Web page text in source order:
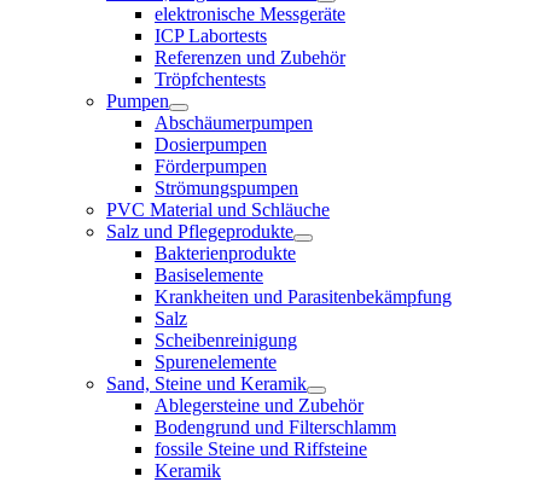
elektronische Messgeräte
ICP Labortests
Referenzen und Zubehör
Tröpfchentests
Pumpen
Abschäumerpumpen
Dosierpumpen
Förderpumpen
Strömungspumpen
PVC Material und Schläuche
Salz und Pflegeprodukte
Bakterienprodukte
Basiselemente
Krankheiten und Parasitenbekämpfung
Salz
Scheibenreinigung
Spurenelemente
Sand, Steine und Keramik
Ablegersteine und Zubehör
Bodengrund und Filterschlamm
fossile Steine und Riffsteine
Keramik